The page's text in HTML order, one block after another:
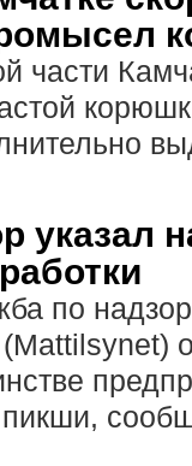
части
указал
по
пикши,